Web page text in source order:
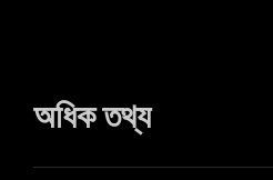
অধিক তথ্য